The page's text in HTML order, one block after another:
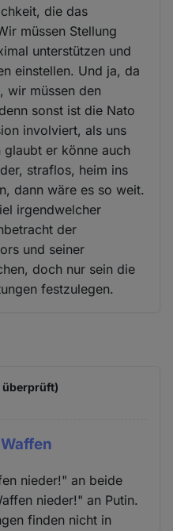
die das
müssen Stellung
unterstützen und
einstellen. Und ja, da
wir müssen den
sonst ist die Nato
involviert, als uns
glaubt er könne auch
straflos, heim ins
dann wäre es so weit.
irgendwelcher
der
und seiner
doch nur sein die
festzulegen.
überprüft)
nieder!" an beide
nieder!" an Putin.
finden nicht in